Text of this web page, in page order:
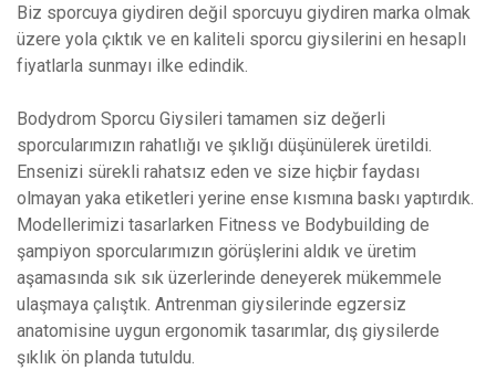
Biz sporcuya giydiren değil sporcuyu giydiren marka olmak
üzere yola çıktık ve en kaliteli sporcu giysilerini en hesaplı
fiyatlarla sunmayı ilke edindik.
Bodydrom Sporcu Giysileri tamamen siz değerli
sporcularımızın rahatlığı ve şıklığı düşünülerek üretildi.
Ensenizi sürekli rahatsız eden ve size hiçbir faydası
olmayan yaka etiketleri yerine ense kısmına baskı yaptırdık.
Modellerimizi tasarlarken Fitness ve Bodybuilding de
şampiyon sporcularımızın görüşlerini aldık ve üretim
aşamasında sık sık üzerlerinde deneyerek mükemmele
ulaşmaya çalıştık. Antrenman giysilerinde egzersiz
anatomisine uygun ergonomik tasarımlar, dış giysilerde
şıklık ön planda tutuldu.